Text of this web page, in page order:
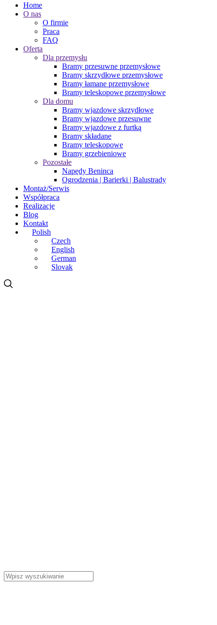
Home
O nas
O firmie
Praca
FAQ
Oferta
Dla przemysłu
Bramy przesuwne przemysłowe
Bramy skrzydłowe przemysłowe
Bramy łamane przemysłowe
Bramy teleskopowe przemysłowe
Dla domu
Bramy wjazdowe skrzydłowe
Bramy wjazdowe przesuwne
Bramy wjazdowe z furtką
Bramy składane
Bramy teleskopowe
Bramy grzebieniowe
Pozostałe
Napędy Beninca
Ogrodzenia | Barierki | Balustrady
Montaż/Serwis
Współpraca
Realizacje
Blog
Kontakt
Polish
Czech
English
German
Slovak